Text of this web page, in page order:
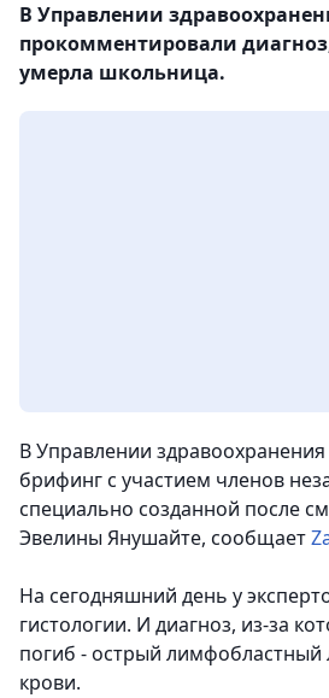
В Управлении
прокомментировали
умерла школьница.
В Управлении
брифинг с участием членов
специально созданной после
Эвелины Янушайте, сообщает
На сегодняшний день у
гистологии. И диагноз, из-за
погиб -острый лимфобластный
крови.